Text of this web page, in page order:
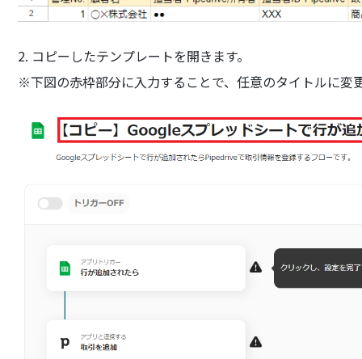
2. コピーしたテンプレートを開きます。
※下図の赤枠部分に入力することで、任意のタイトルに変